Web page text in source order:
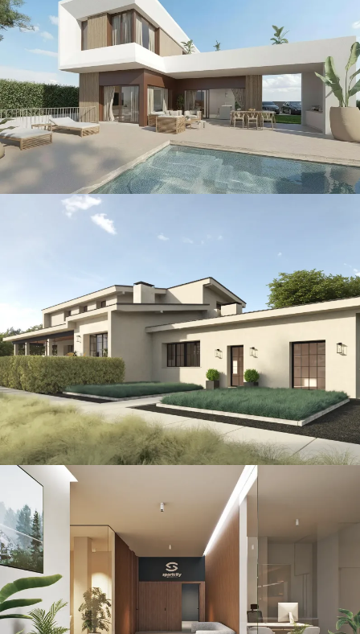
Nick · Island
CONSTRUCCIÓN / THE ISLAND / VILLAS
North Villa
CONSTRUCCIÓN / THE ISLAND / VILLAS
Sportcity Valencia